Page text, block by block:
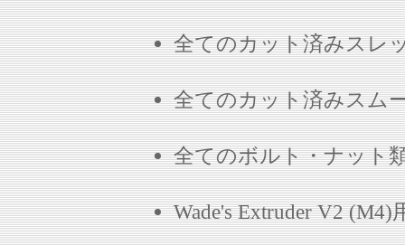
全てのカット済みスレ
全てのカット済みスム
全てのボルト・ナット
Wade's Extruder V2